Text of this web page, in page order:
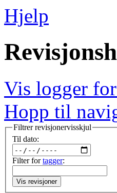
Hjelp
Vis logger
Hopp til
Filtrer revisjonervisskjul
Til dato:
Filter fortagger:
Vis revisjoner